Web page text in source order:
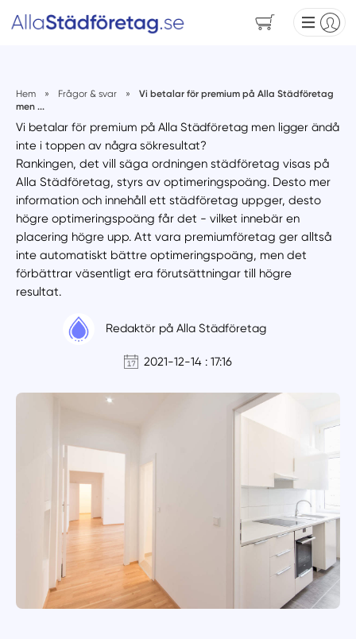
Hem » Frågor & svar »
Vi betalar för premium på Alla Städföretag
men ...
Vi betalar för premium på Alla Städföretag men ligger ändå
inte i toppen av några sökresultat?
Rankingen, det vill säga ordningen städföretag visas på
Alla Städföretag, styrs av optimeringspoäng. Desto mer
information och innehåll ett städföretag uppger, desto
högre optimeringspoäng får det - vilket innebär en
placering högre upp. Att vara premiumföretag ger alltså
inte automatiskt bättre optimeringspoäng, men det
förbättrar väsentligt era förutsättningar till högre
resultat.
Redaktör på Alla Städföretag
2021-12-14 : 17:16